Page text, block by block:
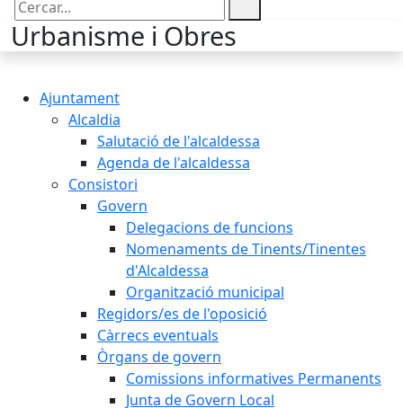
Cercar:
Urbanisme i Obres
Ajuntament
Alcaldia
Salutació de l'alcaldessa
Agenda de l'alcaldessa
Consistori
Govern
Delegacions de funcions
Nomenaments de Tinents/Tinentes
d'Alcaldessa
Organització municipal
Regidors/es de l'oposició
Càrrecs eventuals
Òrgans de govern
Comissions informatives Permanents
Junta de Govern Local